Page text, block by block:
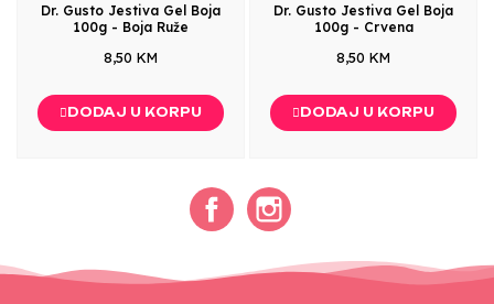
Dr. Gusto Jestiva Gel Boja
100g - Boja Ruže
8,50 KM
DODAJ U KORPU
Dr. Gusto Jestiva Gel Boja
100g - Crvena
8,50 KM
DODAJ U KORPU
Facebook